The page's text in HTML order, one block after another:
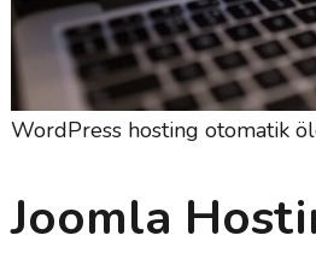
WordPress hosting otomatik
Joomla